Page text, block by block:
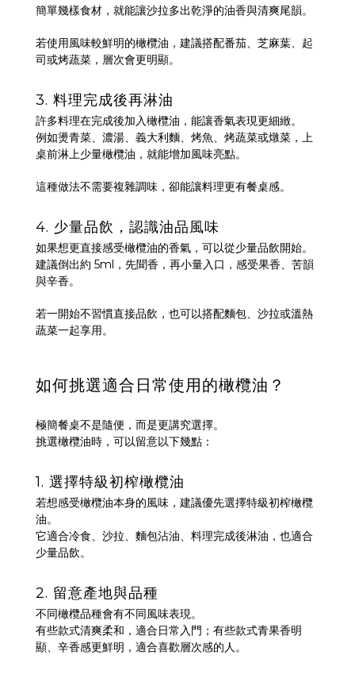
簡單幾樣食材，就能讓沙拉多出乾淨的油香與清爽尾韻。
若使用風味較鮮明的橄欖油，建議搭配番茄、芝麻葉、起
司或烤蔬菜，層次會更明顯。
3. 料理完成後再淋油
許多料理在完成後加入橄欖油，能讓香氣表現更細緻。
例如燙青菜、濃湯、義大利麵、烤魚、烤蔬菜或燉菜，上
桌前淋上少量橄欖油，就能增加風味亮點。
這種做法不需要複雜調味，卻能讓料理更有餐桌感。
4. 少量品飲，認識油品風味
如果想更直接感受橄欖油的香氣，可以從少量品飲開始。
建議倒出約 5ml，先聞香，再小量入口，感受果香、苦韻
與辛香。
若一開始不習慣直接品飲，也可以搭配麵包、沙拉或溫熱
蔬菜一起享用。
如何挑選適合日常使用的橄欖油？
極簡餐桌不是隨便，而是更講究選擇。
挑選橄欖油時，可以留意以下幾點：
1. 選擇特級初榨橄欖油
若想感受橄欖油本身的風味，建議優先選擇特級初榨橄欖
油。
它適合冷食、沙拉、麵包沾油、料理完成後淋油，也適合
少量品飲。
2. 留意產地與品種
不同橄欖品種會有不同風味表現。
有些款式清爽柔和，適合日常入門；有些款式青果香明
顯、辛香感更鮮明，適合喜歡層次感的人。